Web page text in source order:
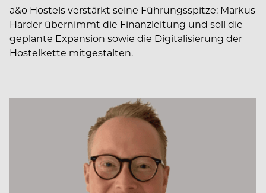
a&o Hostels verstärkt seine Führungsspitze: Markus
Harder übernimmt die Finanzleitung und soll die
geplante Expansion sowie die Digitalisierung der
Hostelkette mitgestalten.